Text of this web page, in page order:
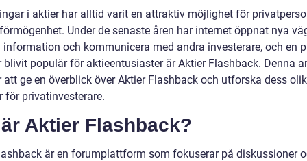
i aktier har alltid varit en attraktiv möjlighet för
Under de senaste åren har internet öppnat nya
information och kommunicera med andra investerare, och en
blivit populär för aktieentusiaster är Aktier Flashback. Denna
att ge en överblick över Aktier Flashback och utforska dess
för privatinvesterare.
Aktier Flashback?
är en forumplattform som fokuserar på diskussioner